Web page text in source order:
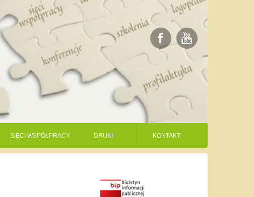
SIECI WSPÓŁPRACY DRUKI KONTAKT